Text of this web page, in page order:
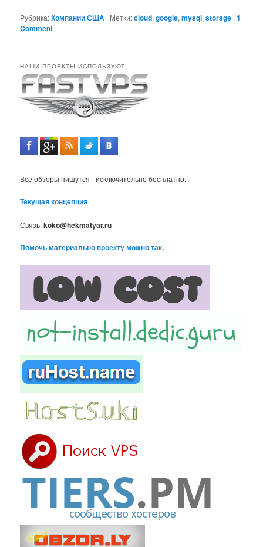
Рубрика:Компании США | Метки:cloud,google,mysql,storage |1
Comment
НАШИ ПРОЕКТЫ ИСПОЛЬЗУЮТ
Все обзоры пишутся - исключительно бесплатно.
Текущая концепция
Связь:koko@hekmatyar.ru
Помочь материально проекту можно так.